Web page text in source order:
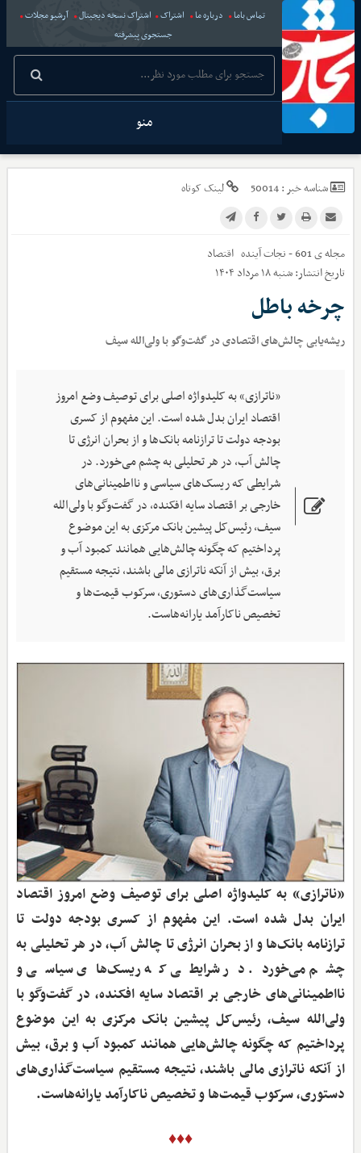
تماس باما درباره ما اشتراک اشتراک نسخه دیجیتال
آرشیو مجلات
جستجوی پیشرفته
منو
شناسه خبر :50014 لینک کوتاه
مجله ی 601 - نجات آینده
اقتصاد
تاریخ انتشار:شنبه ۱۸ مرداد ۱۴۰۴
چرخه باطل
ریشه‌یابی چالش‌های اقتصادی در گفت‌وگو با ولی‌الله سیف
«ناترازی» به کلیدواژه اصلی برای توصیف وضع امروز
اقتصاد ایران بدل شده است. این مفهوم از کسری
بودجه دولت تا ترازنامه بانک‌ها و از بحران انرژی تا
چالش آب، در هر تحلیلی به چشم می‌خورد. در
شرایطی که ریسک‌های سیاسی و نااطمینانی‌های
خارجی بر اقتصاد سایه افکنده، در گفت‌وگو با ولی‌الله
سیف، رئیس‌کل پیشین بانک مرکزی به این موضوع
پرداختیم که چگونه چالش‌هایی همانند کمبود آب و
برق، بیش از آنکه ناترازی مالی باشند، نتیجه مستقیم
سیاست‌گذاری‌های دستوری، سرکوب قیمت‌ها و
تخصیص ناکارآمد یارانه‌هاست.
«ناترازی» به کلیدواژه اصلی برای توصیف وضع امروز اقتصاد
ایران بدل شده است. این مفهوم از کسری بودجه دولت تا
ترازنامه بانک‌ها و از بحران انرژی تا چالش آب، در هر تحلیلی به
چشم می‌خورد. در شرایطی که ریسک‌های سیاسی و
نااطمینانی‌های خارجی بر اقتصاد سایه افکنده، در گفت‌وگو با
ولی‌الله سیف، رئیس‌کل پیشین بانک مرکزی به این موضوع
پرداختیم که چگونه چالش‌هایی همانند کمبود آب و برق، بیش
از آنکه ناترازی مالی باشند، نتیجه مستقیم سیاست‌گذاری‌های
دستوری، سرکوب قیمت‌ها و تخصیص ناکارآمد یارانه‌هاست.
♦♦♦